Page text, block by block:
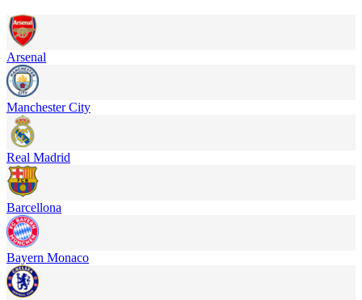
Arsenal
Manchester City
Real Madrid
Barcellona
Bayern Monaco